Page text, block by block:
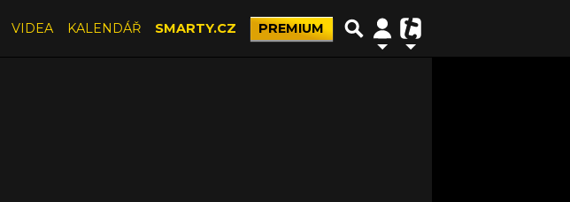
VIDEA KALENDÁŘ SMARTY.CZ PREMIUM